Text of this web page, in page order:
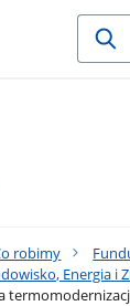
robimy
Energia i